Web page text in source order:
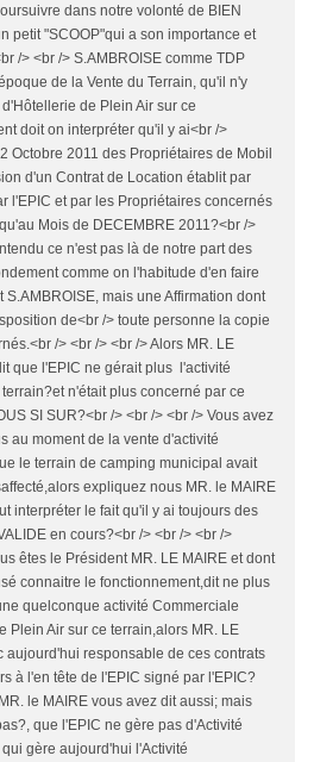
dans notre volonté de BIEN
petit "SCOOP"qui a son importance et
/> <br /> S.AMBROISE comme TDP
de la Vente du Terrain, qu'il n'y
de Plein Air sur ce
doit on interpréter qu'il y ai<br />
Octobre 2011 des Propriétaires de Mobil
d'un Contrat de Location établit par
l'EPIC et par les Propriétaires concernés
Mois de DECEMBRE 2011?<br />
ce n'est pas là de notre part des
comme on l'habitude d'en faire
S.AMBROISE, mais une Affirmation dont
de<br /> toute personne la copie
/> <br /> <br /> Alors MR. LE
que l'EPIC ne gérait plus l'activité
n'était plus concerné par ce
SI SUR?<br /> <br /> <br /> Vous avez
au moment de la vente d'activité
le terrain de camping municipal avait
expliquez nous MR. le MAIRE
interpréter le fait qu'il y ai toujours des
en cours?<br /> <br /> <br />
êtes le Président MR. LE MAIRE et dont
connaitre le fonctionnement,dit ne plus
quelconque activité Commerciale
Plein Air sur ce terrain,alors MR. LE
aujourd'hui responsable de ces contrats
à l'en tête de l'EPIC signé par l'EPIC?
le MAIRE vous avez dit aussi; mais
que l'EPIC ne gère pas d'Activité
gère aujourd'hui l'Activité